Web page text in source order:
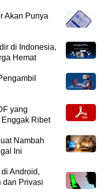
Akan Punya
di Indonesia,
Hemat
yang
Ribet
Nambah
Ini
Android,
dan Privasi